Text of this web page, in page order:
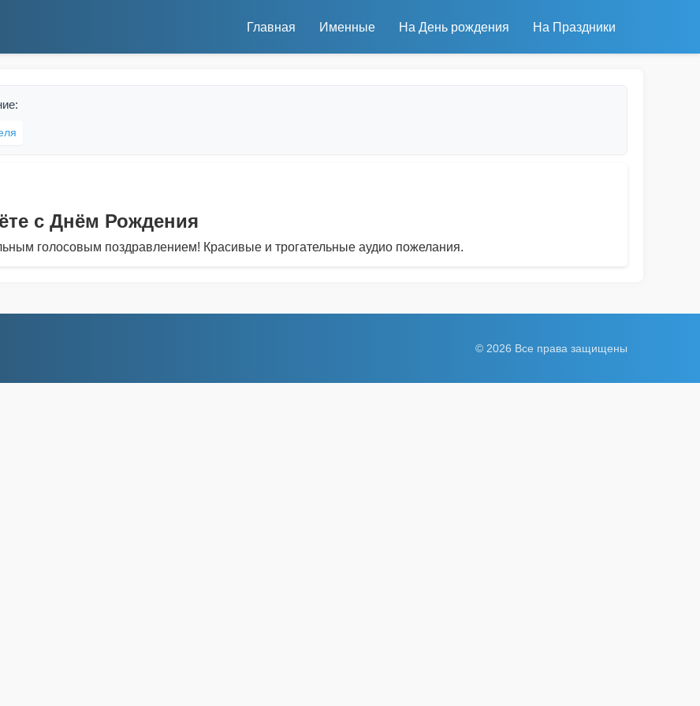
Главная Именные На День рождения На Праздники
с Днём Рождения
голосовым поздравлением! Красивые и трогательные аудио пожелания.
© 2026 Все права защищены